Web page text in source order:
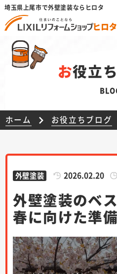
埼玉県上尾市で外壁塗装ならヒロタ
お役立
ホーム お役立ちブログ
外壁塗装 2026.02.20
外壁塗装のベ
春に向けた準